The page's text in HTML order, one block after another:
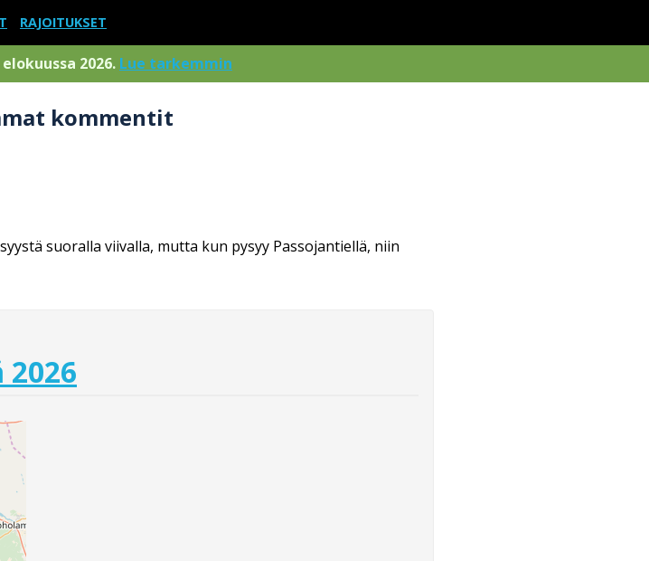
RAJOITUKSET
2026. Lue tarkemmin
kommentit
suoralla viivalla, mutta kun pysyy Passojantiellä, niin